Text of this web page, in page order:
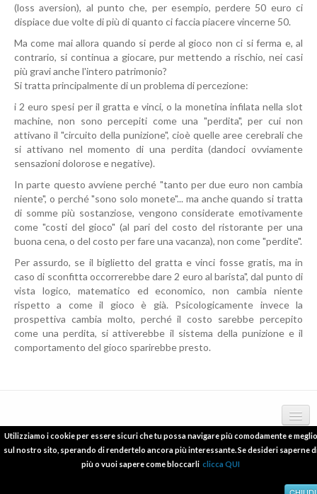
(loss aversion), al punto che, per esempio, perdere 50 euro ci
dispiace due volte di più di quanto ci faccia piacere vincerne 50.
Ma come mai allora quando si perde al gioco non ci si ferma e, al
contrario, si continua a giocare, pur mettendo a rischio, nei casi
più gravi anche l'intero patrimonio?
Si tratta principalmente di un problema di percezione:
i 2 euro spesi per il gratta e vinci, o la monetina infilata nella slot
machine, non sono percepiti come una "perdita", per cui non
attivano il "circuito della punizione", cioè quelle aree cerebrali che
si attivano nel momento di una perdita (dandoci ovviamente
sensazioni dolorose e negative).
In parte questo avviene perché "tanto per due euro non cambia
niente", o perché "sono solo monete"... ma anche quando si tratta
di somme più sostanziose, vengono considerate emotivamente
come "costi del gioco" (al pari del costo del ristorante per una
buona cena, o del costo per fare una vacanza), non come "perdite".
Per assurdo, se il biglietto del gratta e vinci fosse gratis, ma in
caso di sconfitta occorrerebbe dare 2 euro al barista", dal punto di
vista logico, matematico ed economico, non cambia niente
rispetto a come il gioco è già. Psicologicamente invece la
prospettiva cambia molto, perché il costo sarebbe percepito
come una perdita, si attiverebbe il sistema della punizione e il
comportamento del gioco sparirebbe presto.
deontologia
pubblicazioni scientifiche
Copyright © 2012 - 2016 psicologo-melzo.com P.I.06838240965
Utilizziamo i cookie per essere sicuri che tu possa navigare più comodamente e meglio
sul nostro sito, sperando di rendertelo ancora più interessante. Se desideri saperne
più o vuoi sapere come bloccarli clicca QUI